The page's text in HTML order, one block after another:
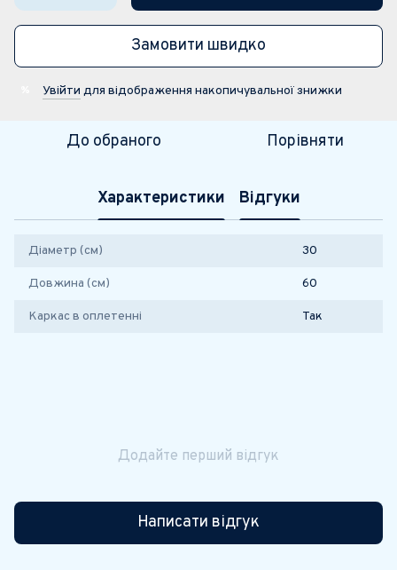
Замовити швидко
Увійти для відображення накопичувальної знижки
До обраного Порівняти
Характеристики Відгуки
Діаметр (см) 30
Довжина (см) 60
Каркас в оплетенні Так
Додайте перший відгук
Написати відгук